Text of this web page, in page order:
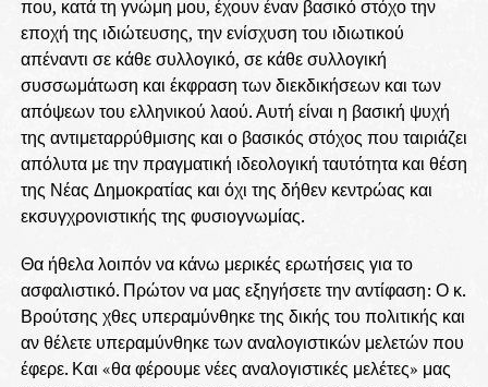
που, κατά τη γνώμη μου, έχουν έναν βασικό στόχο την
εποχή της ιδιώτευσης, την ενίσχυση του ιδιωτικού
απέναντι σε κάθε συλλογικό, σε κάθε συλλογική
συσσωμάτωση και έκφραση των διεκδικήσεων και των
απόψεων του ελληνικού λαού. Αυτή είναι η βασική ψυχή
της αντιμεταρρύθμισης και ο βασικός στόχος που ταιριάζει
απόλυτα με την πραγματική ιδεολογική ταυτότητα και θέση
της Νέας Δημοκρατίας και όχι της δήθεν κεντρώας και
εκσυγχρονιστικής της φυσιογνωμίας.
Θα ήθελα λοιπόν να κάνω μερικές ερωτήσεις για το
ασφαλιστικό. Πρώτον να μας εξηγήσετε την αντίφαση: Ο κ.
Βρούτσης χθες υπεραμύνθηκε της δικής του πολιτικής και
αν θέλετε υπεραμύνθηκε των αναλογιστικών μελετών που
έφερε. Και «θα φέρουμε νέες αναλογιστικές μελέτες» μας